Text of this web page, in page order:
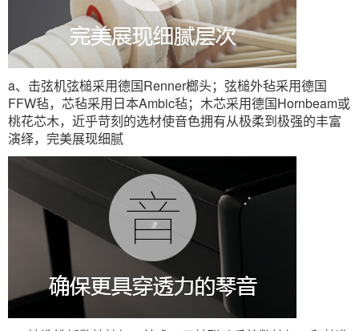
a、击弦机弦槌采用德国Renner榔头；弦槌外毡采用德国
FFW毡，芯毡采用日本Ambic毡；木芯采用德国Hornbeam或
桃花芯木，近乎苛刻的选材使音色拥有从极柔到极强的丰富
演绎，完美展现细腻